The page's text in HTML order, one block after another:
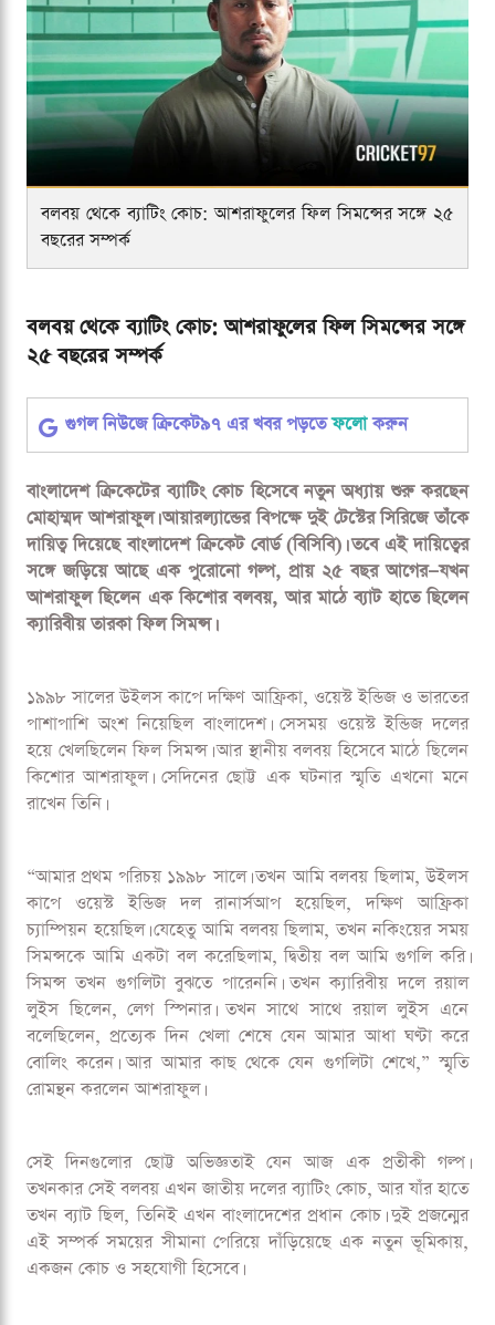
বলবয় থেকে ব্যাটিং কোচ: আশরাফুলের ফিল সিমন্সের সঙ্গে ২৫
বছরের সম্পর্ক
বলবয় থেকে ব্যাটিং কোচ: আশরাফুলের ফিল সিমন্সের সঙ্গে
২৫ বছরের সম্পর্ক
গুগল নিউজে ক্রিকেট৯৭ এর খবর পড়তেফলোকরুন
বাংলাদেশ ক্রিকেটের ব্যাটিং কোচ হিসেবে নতুন অধ্যায় শুরু করছেন
মোহাম্মদ আশরাফুল। আয়ারল্যান্ডের বিপক্ষে দুই টেস্টের সিরিজে তাঁকে
দায়িত্ব দিয়েছে বাংলাদেশ ক্রিকেট বোর্ড (বিসিবি)। তবে এই দায়িত্বের
সঙ্গে জড়িয়ে আছে এক পুরোনো গল্প, প্রায় ২৫ বছর আগের—যখন
আশরাফুল ছিলেন এক কিশোর বলবয়, আর মাঠে ব্যাট হাতে ছিলেন
ক্যারিবীয় তারকা ফিল সিমন্স।
১৯৯৮ সালের উইলস কাপে দক্ষিণ আফ্রিকা, ওয়েস্ট ইন্ডিজ ও ভারতের
পাশাপাশি অংশ নিয়েছিল বাংলাদেশ। সেসময় ওয়েস্ট ইন্ডিজ দলের
হয়ে খেলছিলেন ফিল সিমন্স। আর স্থানীয় বলবয় হিসেবে মাঠে ছিলেন
কিশোর আশরাফুল। সেদিনের ছোট্ট এক ঘটনার স্মৃতি এখনো মনে
রাখেন তিনি।
“আমার প্রথম পরিচয় ১৯৯৮ সালে। তখন আমি বলবয় ছিলাম, উইলস
কাপে ওয়েস্ট ইন্ডিজ দল রানার্সআপ হয়েছিল, দক্ষিণ আফ্রিকা
চ্যাম্পিয়ন হয়েছিল। যেহেতু আমি বলবয় ছিলাম, তখন নকিংয়ের সময়
সিমন্সকে আমি একটা বল করেছিলাম, দ্বিতীয় বল আমি গুগলি করি।
সিমন্স তখন গুগলিটা বুঝতে পারেননি। তখন ক্যারিবীয় দলে রয়াল
লুইস ছিলেন, লেগ স্পিনার। তখন সাথে সাথে রয়াল লুইস এনে
বলেছিলেন, প্রত্যেক দিন খেলা শেষে যেন আমার আধা ঘণ্টা করে
বোলিং করেন। আর আমার কাছ থেকে যেন গুগলিটা শেখে,” স্মৃতি
রোমন্থন করলেন আশরাফুল।
সেই দিনগুলোর ছোট্ট অভিজ্ঞতাই যেন আজ এক প্রতীকী গল্প।
তখনকার সেই বলবয় এখন জাতীয় দলের ব্যাটিং কোচ, আর যাঁর হাতে
তখন ব্যাট ছিল, তিনিই এখন বাংলাদেশের প্রধান কোচ। দুই প্রজন্মের
এই সম্পর্ক সময়ের সীমানা পেরিয়ে দাঁড়িয়েছে এক নতুন ভূমিকায়,
একজন কোচ ও সহযোগী হিসেবে।